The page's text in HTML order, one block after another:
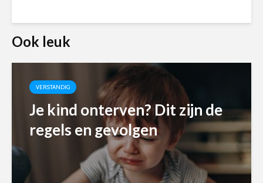
Ook leuk
VERSTANDIG
Je kind onterven? Dit zijn de
regels en gevolgen